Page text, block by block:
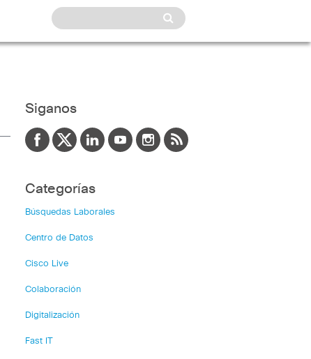
Siganos
Categorías
Búsquedas Laborales
Centro de Datos
Cisco Live
Colaboración
Digitalización
Fast IT